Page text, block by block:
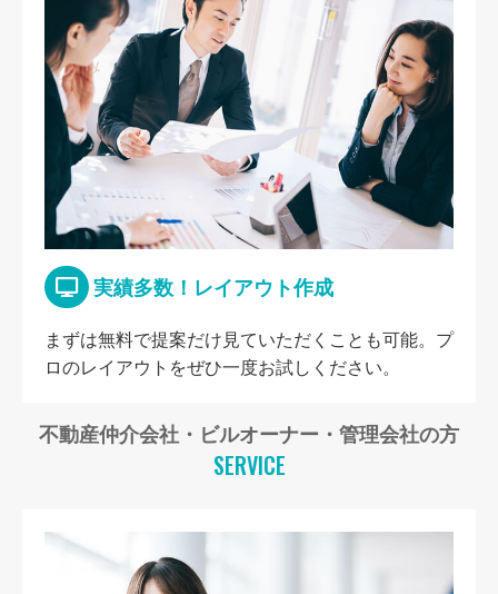
実績多数！レイアウト作成
まずは無料で提案だけ見ていただくことも可能。プ
ロのレイアウトをぜひ一度お試しください。
不動産仲介会社・ビルオーナー・管理会社の方
SERVICE